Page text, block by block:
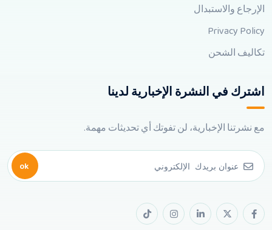
الإرجاع والاستبدال
Privacy Policy
تكاليف الشحن
اشترك في النشرة الإخبارية لدينا
مع نشرتنا الإخبارية، لن تفوتك أي تحديثات مهمة.
ok